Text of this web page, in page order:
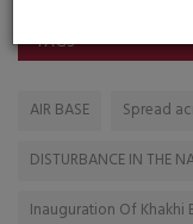
TAGS
AIR BASE
Spread
DISTURBANCE IN THE
Inauguration Of Khakhi